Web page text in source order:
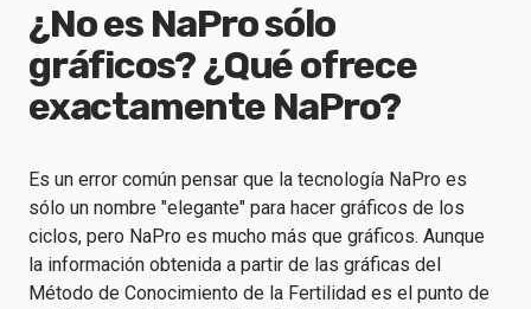
¿No es NaPro sólo
gráficos? ¿Qué ofrece
exactamente NaPro?
Es un error común pensar que la tecnología NaPro es
sólo un nombre "elegante" para hacer gráficos de los
ciclos, pero NaPro es mucho más que gráficos. Aunque
la información obtenida a partir de las gráficas del
Método de Conocimiento de la Fertilidad es el punto de